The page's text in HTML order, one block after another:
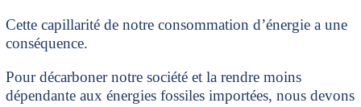
Cette capillarité de notre consommation d’énergie a une
conséquence.
Pour décarboner notre société et la rendre moins
dépendante aux énergies fossiles importées, nous devons